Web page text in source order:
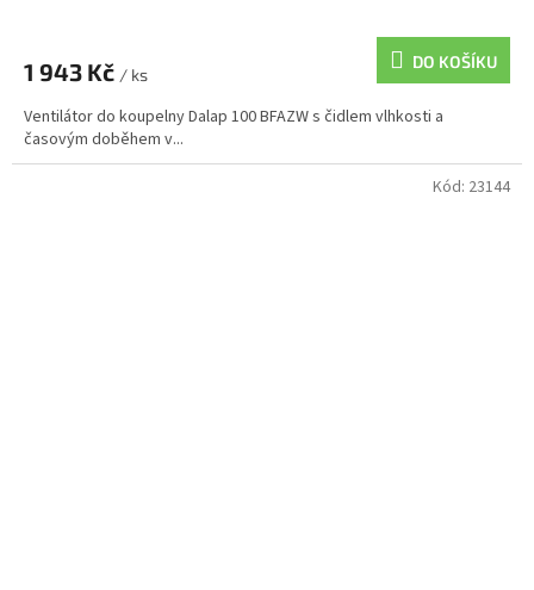
1 943 Kč / ks
DO KOŠÍKU
Ventilátor do koupelny Dalap 100 BFAZW s čidlem vlhkosti a
časovým doběhem v...
Kód: 23144